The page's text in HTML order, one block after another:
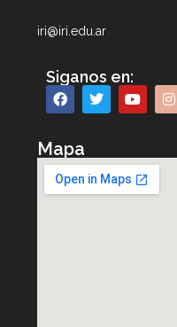
iri@iri.edu.ar
Siganos en:
Mapa